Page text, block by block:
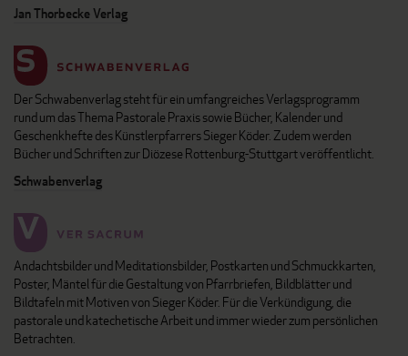
Jan Thorbecke Verlag
Der Schwabenverlag steht für ein umfangreiches Verlagsprogramm
rund um das Thema Pastorale Praxis sowie Bücher, Kalender und
Geschenkhefte des Künstlerpfarrers Sieger Köder. Zudem werden
Bücher und Schriften zur Diözese Rottenburg-Stuttgart veröffentlicht.
Schwabenverlag
Andachtsbilder und Meditationsbilder, Postkarten und Schmuckkarten,
Poster, Mäntel für die Gestaltung von Pfarrbriefen, Bildblätter und
Bildtafeln mit Motiven von Sieger Köder. Für die Verkündigung, die
pastorale und katechetische Arbeit und immer wieder zum persönlichen
Betrachten.